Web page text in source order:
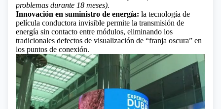
problemas durante 18 meses).
Innovación en suministro de energía: la tecnología de
película conductora invisible permite la transmisión de
energía sin contacto entre módulos, eliminando los
tradicionales defectos de visualización de “franja oscura” en
los puntos de conexión.